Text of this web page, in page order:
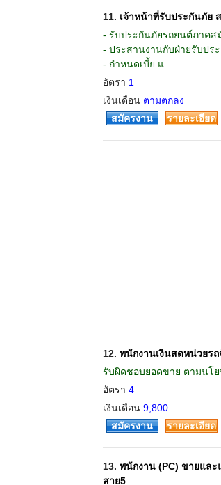
11. เจ้าหน้าที่รับประกันภัย
- รับประกันภัยรถยนต์ภาคส
- ประสานงานกับฝ่ายรับปร
- กำหนดเบี้ย แ
อัตรา 1
เงินเดือน ตามตกลง
สมัครงาน รายละเอียด
12. พนักงานเงินสดหน่วยร
รับผิดชอบยอดขาย ตามนโ
อัตรา 4
เงินเดือน 9,800
สมัครงาน รายละเอียด
13. พนักงาน (PC) ขายแล
สาย5